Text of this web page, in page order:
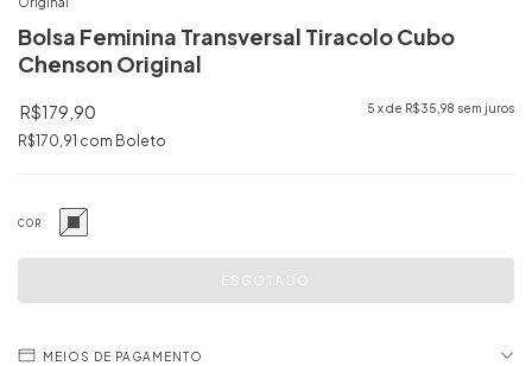
Bolsa Feminina Transversal Tiracolo Cubo
Chenson Original
R$179,90 5 x de R$35,98 sem juros
R$170,91 com Boleto
COR
MEIOS DE PAGAMENTO